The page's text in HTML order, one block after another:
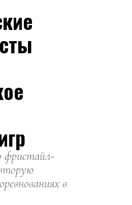
фристайл-
в